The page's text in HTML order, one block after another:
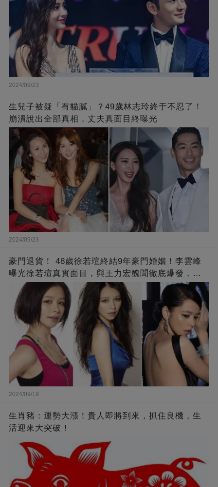
2024/09/23
生兒子被疑「有貓膩」？49歲林志玲終于不忍了！
崩潰說出全部真相，丈夫真面目終曝光
2024/09/23
豪門退貨！ 48歲徐若瑄終結9年豪門婚姻！李雲峰
曝光徐若瑄真實面目，與王力宏醜聞徹底爆發，原
來李靚蕾說的都是真的 ！
2024/09/19
生肖豬：運勢大漲！貴人即將到來，抓住良機，生
活迎來大突破！